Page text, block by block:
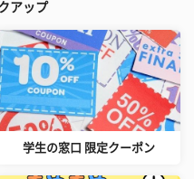
アップ
学生の窓口 限定クーポン